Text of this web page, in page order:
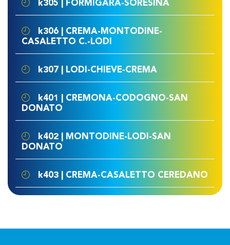
k305 | FORMIGARA-SORESINA
k306 | CREMA-MONTODINE-
CASALETTO C.-LODI
k307 | LODI-CHIEVE-CREMA
k401 | CREMONA-CODOGNO-SAN
DONATO
k402 | MONTODINE-LODI-SAN
DONATO
k403 | CREMA-CASALETTO CEREDANO